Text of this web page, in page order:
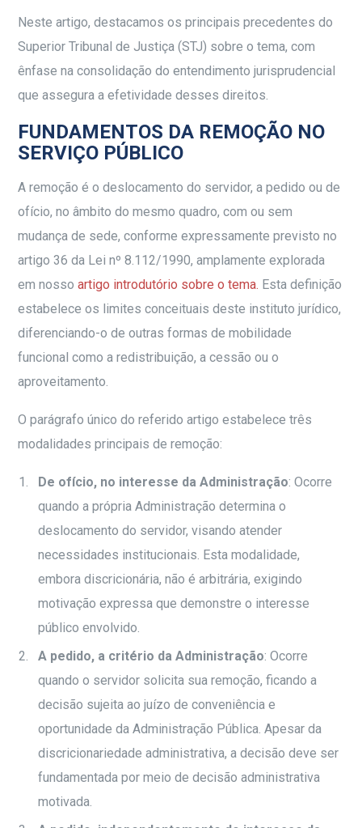
Neste artigo, destacamos os principais precedentes do
Superior Tribunal de Justiça (STJ) sobre o tema, com
ênfase na consolidação do entendimento jurisprudencial
que assegura a efetividade desses direitos.
FUNDAMENTOS DA REMOÇÃO NO
SERVIÇO PÚBLICO
A remoção é o deslocamento do servidor, a pedido ou de
ofício, no âmbito do mesmo quadro, com ou sem
mudança de sede, conforme expressamente previsto no
artigo 36 da Lei nº 8.112/1990, amplamente explorada
em nossoartigo introdutório sobre o tema. Esta definição
estabelece os limites conceituais deste instituto jurídico,
diferenciando-o de outras formas de mobilidade
funcional como a redistribuição, a cessão ou o
aproveitamento.
O parágrafo único do referido artigo estabelece três
modalidades principais de remoção:
De ofício, no interesse da Administração: Ocorre
quando a própria Administração determina o
deslocamento do servidor, visando atender
necessidades institucionais. Esta modalidade,
embora discricionária, não é arbitrária, exigindo
motivação expressa que demonstre o interesse
público envolvido.
A pedido, a critério da Administração: Ocorre
quando o servidor solicita sua remoção, ficando a
decisão sujeita ao juízo de conveniência e
oportunidade da Administração Pública. Apesar da
discricionariedade administrativa, a decisão deve ser
fundamentada por meio de decisão administrativa
motivada.